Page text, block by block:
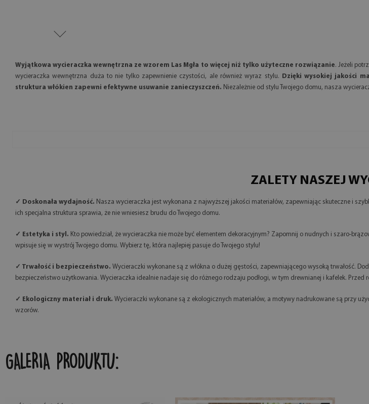
Wyjątkowa wycieraczka wewnętrzna ze wzorem Las Mgła to więcej niż tylko użyteczne rozwiązanie. Jeżeli
wycieraczka wewnętrzna duża to nie tylko zapewnienie czystości, ale również wyraz stylu. Dzięki wysokiej jakości
struktura włókien zapewni efektywne usuwanie zanieczyszczeń. Niezależnie od stylu Twojego domu, nasza
ZALETY NASZEJ
✓ Doskonała wydajność. Nasza wycieraczka jest wykonana z najwyższej jakości materiałów, zapewniając skuteczne i
ich specjalna struktura sprawia, że nie wniesiesz brudu do Twojego domu.
✓ Estetyka i styl. Kto powiedział, że wycieraczka nie może być elementem dekoracyjnym? Zapomnij o nudnych i szaro-
wpisuje się w wystrój Twojego domu. Wybierz tę, która najlepiej pasuje do Twojego stylu!
✓ Trwałość i bezpieczeństwo. Wycieraczki wykonane są z włókna o dużej gęstości, zapewniającego wysoką trwałość.
bezpieczeństwo użytkowania. Wycieraczka idealnie nadaje się do różnego rodzaju podłogi, w tym drewnianej i kafelek. Przed
✓ Ekologiczny materiał i druk. Wycieraczki wykonane są z ekologicznych materiałów, a motywy nadrukowane są przy
wzorów.
GALERIA PRODUKTU: